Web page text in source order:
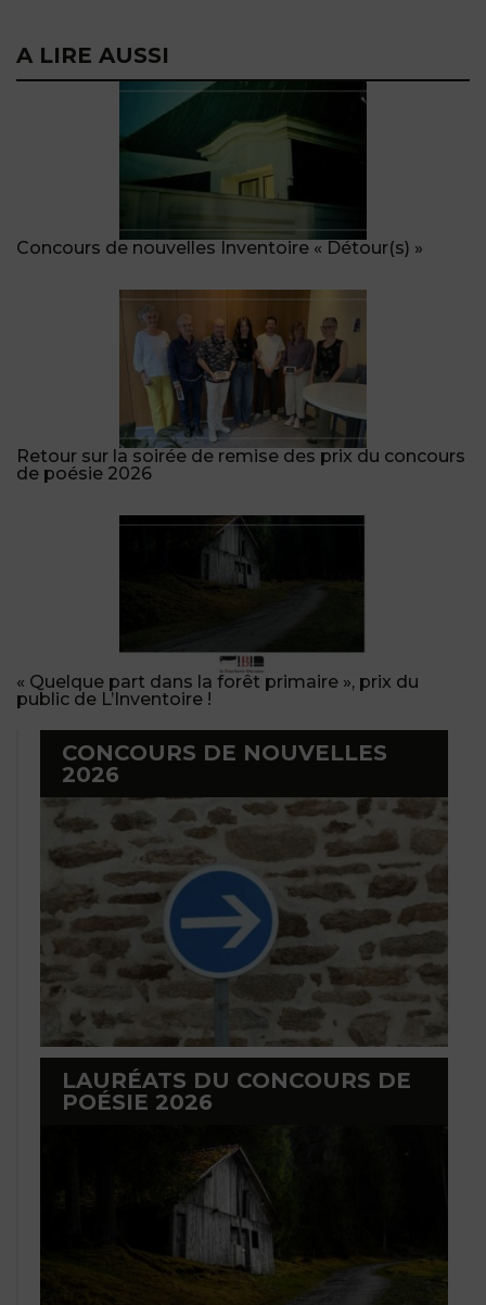
A LIRE AUSSI
Concours de nouvelles Inventoire « Détour(s) »
Retour sur la soirée de remise des prix du concours
de poésie 2026
« Quelque part dans la forêt primaire », prix du
public de L’Inventoire !
CONCOURS DE NOUVELLES
2026
LAURÉATS DU CONCOURS DE
POÉSIE 2026